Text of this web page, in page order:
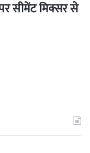
सीमेंट मिक्सर से